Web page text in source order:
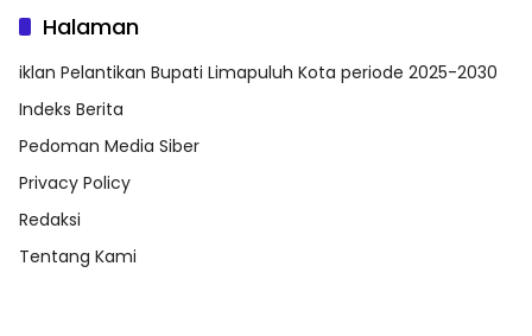
Halaman
iklan Pelantikan Bupati Limapuluh Kota periode 2025-2030
Indeks Berita
Pedoman Media Siber
Privacy Policy
Redaksi
Tentang Kami